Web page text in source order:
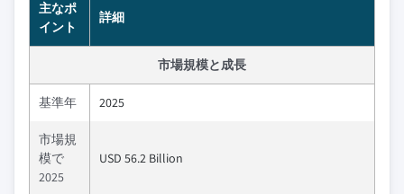
主なポ
イント
詳細
市場規模と成長
基準年 2025
市場規
模で
2025
USD 56.2 Billion